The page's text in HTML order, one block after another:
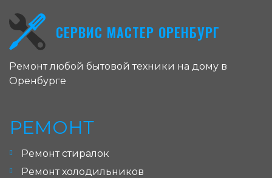
СЕРВИС МАСТЕР ОРЕНБУРГ
Ремонт любой бытовой техники на дому в
Оренбурге
РЕМОНТ
Ремонт стиралок
Ремонт холодильников